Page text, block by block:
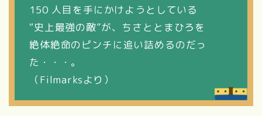
150 人目を手にかけようとしている
“史上最強の敵”が、ちさととまひろを
絶体絶命のピンチに追い詰めるのだっ
た・・・。
（Filmarksより）